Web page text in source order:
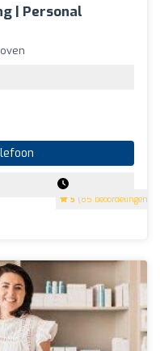
| Personal
5 (85 beoordelingen)